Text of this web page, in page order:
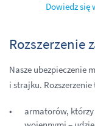
Dowiedz się
Rozszerzenie
Nasze ubezpieczenie
i strajku.
armatorów,